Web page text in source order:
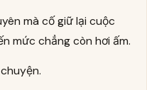
mà cố giữ lại cuộc
mức chẳng còn hơi ấm.